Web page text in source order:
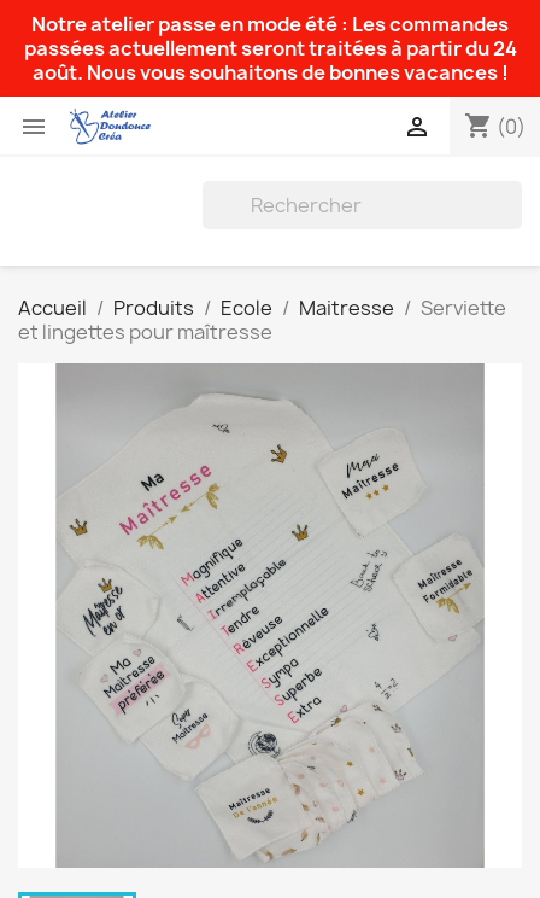
Notre atelier passe en mode été : Les commandes
passées actuellement seront traitées à partir du 24
août. Nous vous souhaitons de bonnes vacances !
 shopping_cart (0)

Accueil Produits Ecole Maitresse
Serviette
et lingettes pour maîtresse